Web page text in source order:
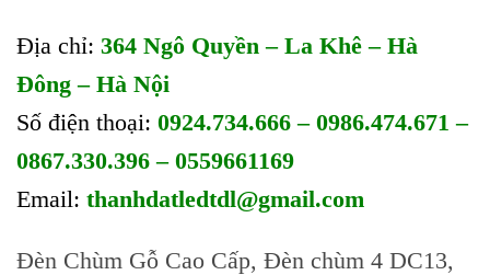
Địa chỉ: 364 Ngô Quyền – La Khê – Hà
Đông – Hà Nội
Số điện thoại: 0924.734.666 – 0986.474.671 –
0867.330.396 – 0559661169
Email: thanhdatledtdl@gmail.com
Đèn Chùm Gỗ Cao Cấp, Đèn chùm 4 DC13,